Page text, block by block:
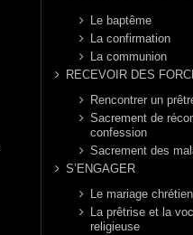
Le baptême
La confirmation
La communion
RECEVOIR DES
Rencontrer un
Sacrement de
confession
Sacrement des
S’ENGAGER
Le mariage chrétien
La prêtrise et la
religieuse